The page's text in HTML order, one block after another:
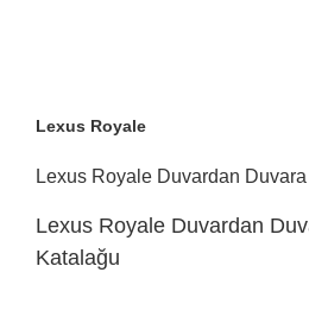
Lexus Royale
Lexus Royale Duvardan
Lexus Royale Duvardan
Katalağu